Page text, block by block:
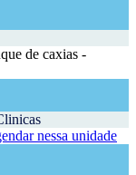
de caxias -
nessa unidade